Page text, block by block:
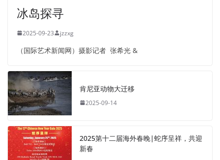
冰岛探寻
2025-09-23 jzzxg
（国际艺术新闻网）摄影记者 张希光 &
肯尼亚动物大迁移
2025-09-14
2025第十二届海外春晚|蛇序呈祥，共迎
新春